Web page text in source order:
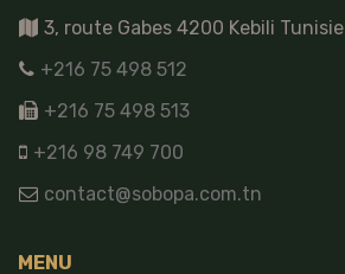
3, route Gabes 4200 Kebili Tunisie
+216 75 498 512
+216 75 498 513
+216 98 749 700
contact@sobopa.com.tn
MENU